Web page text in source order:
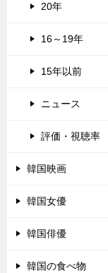
20年
16～19年
15年以前
ニュース
評価・視聴率
韓国映画
韓国女優
韓国俳優
韓国の食べ物